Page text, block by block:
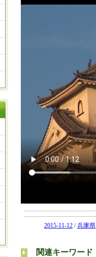
2015-11-12 /兵庫県
関連キーワード